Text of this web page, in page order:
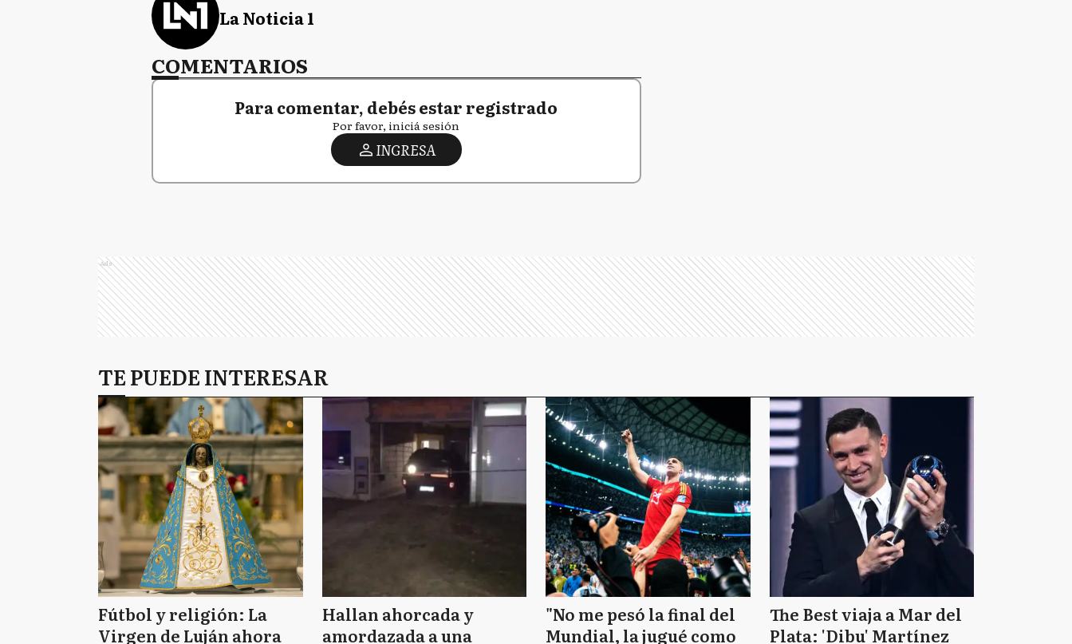
La Noticia 1
COMENTARIOS
Para comentar, debés estar registrado
Por favor, iniciá sesión
INGRESA
Ads
TE PUEDE INTERESAR
Fútbol y religión: La
Virgen de Luján ahora
Hallan ahorcada y
amordazada a una
"No me pesó la final del
Mundial, la jugué como
The Best viaja a Mar del
Plata: 'Dibu' Martínez